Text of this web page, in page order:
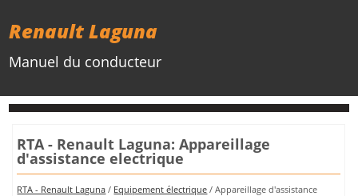
Renault Laguna
Manuel du conducteur
RTA - Renault Laguna: Appareillage
d'assistance electrique
RTA - Renault Laguna / Equipement électrique / Appareillage d'assistance